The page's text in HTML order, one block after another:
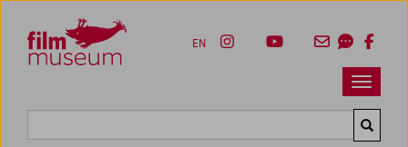
Zum Inhalt
Zum Hauptmenü
Zur Servicenavigation
Zum Suche
Navbar
EN